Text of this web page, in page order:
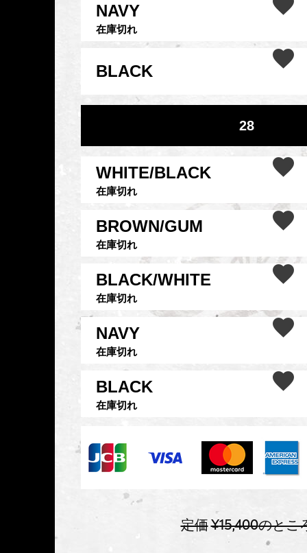
NAVY
在庫切れ
BLACK
28
WHITE/BLACK
在庫切れ
BROWN/GUM
在庫切れ
BLACK/WHITE
在庫切れ
NAVY
在庫切れ
BLACK
在庫切れ
定価¥15,400のとこ